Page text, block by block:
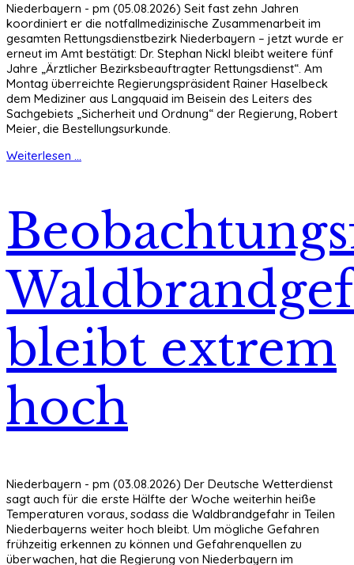
Niederbayern - pm (05.08.2026) Seit fast zehn Jahren
koordiniert er die notfallmedizinische Zusammenarbeit im
gesamten Rettungsdienstbezirk Niederbayern – jetzt wurde er
erneut im Amt bestätigt: Dr. Stephan Nickl bleibt weitere fünf
Jahre „Ärztlicher Bezirksbeauftragter Rettungsdienst“. Am
Montag überreichte Regierungspräsident Rainer Haselbeck
dem Mediziner aus Langquaid im Beisein des Leiters des
Sachgebiets „Sicherheit und Ordnung“ der Regierung, Robert
Meier, die Bestellungsurkunde.
Weiterlesen ...
bleibt extrem
hoch
Niederbayern - pm (03.08.2026) Der Deutsche Wetterdienst
sagt auch für die erste Hälfte der Woche weiterhin heiße
Temperaturen voraus, sodass die Waldbrandgefahr in Teilen
Niederbayerns weiter hoch bleibt. Um mögliche Gefahren
frühzeitig erkennen zu können und Gefahrenquellen zu
überwachen, hat die Regierung von Niederbayern im